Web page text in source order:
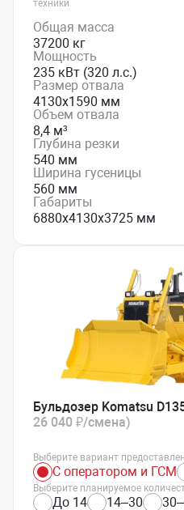
техники
Общая масса
37200 кг
Мощность
235 кВт (320 л.с.)
Размер отвала
4130х1590 мм
Объем отвала
8,4 м³
Глубина резки
540 мм
Ширина гусеницы
560 мм
Габариты
6880х4130х3725 мм
Бульдозер Komatsu
26 040 ₽/смена)
Выберите вариант
С оператором и ГСМ
Выберите планируемое
До 14 14–30